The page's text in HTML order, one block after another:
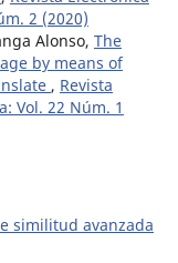
2 (2020)
Alonso, The
by means of
, Revista
Vol. 22 Núm. 1
similitud avanzada